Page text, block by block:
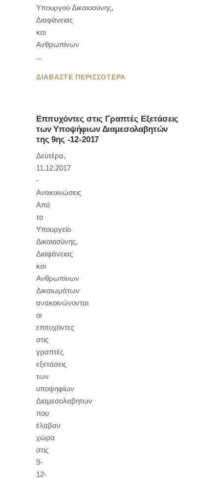
Υπουργού Δικαιοσύνης,
Διαφάνειας
και
Ανθρωπίνων
ΔΙΑΒΑΣΤΕ ΠΕΡΙΣΣΟΤΕΡΑ
Επιτυχόντες στις Γραπτές Εξετάσεις
των Υποψήφιων Διαμεσολαβητών
της 9ης -12-2017
Δευτέρα,
11.12.2017
-
Ανακοινώσεις
Από
το
Υπουργείο
Δικαιοσύνης,
Διαφάνειας
και
Ανθρωπίνων
Δικαιωμάτων
ανακοινώνονται
οι
επιτυχόντες
στις
γραπτές
εξετάσεις
των
υποψηφίων
Διαμεσολαβητων
που
έλαβαν
χώρα
στις
9-
12-